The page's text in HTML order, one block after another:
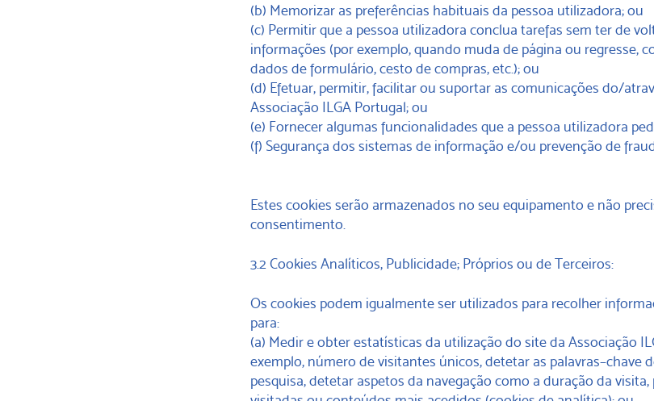
(b) Memorizar as preferências habituais da pessoa utilizadora; ou
(c) Permitir que a pessoa utilizadora conclua tarefas sem ter de
informações (por exemplo, quando muda de página ou regresse,
dados de formulário, cesto de compras, etc.); ou
(d) Efetuar, permitir, facilitar ou suportar as comunicações do/
Associação ILGA Portugal; ou
(e) Fornecer algumas funcionalidades que a pessoa utilizadora
(f) Segurança dos sistemas de informação e/ou prevenção de
Estes cookies serão armazenados no seu equipamento e não
consentimento.
3.2 Cookies Analíticos, Publicidade; Próprios ou de Terceiros:
Os cookies podem igualmente ser utilizados para recolher
para:
(a) Medir e obter estatísticas da utilização do site da Associação
exemplo, número de visitantes únicos, detetar as palavras–chave
pesquisa, detetar aspetos da navegação como a duração da visita,